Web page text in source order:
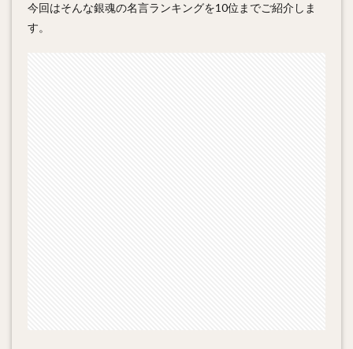
今回はそんな銀魂の名言ランキングを10位までご紹介しま
す。